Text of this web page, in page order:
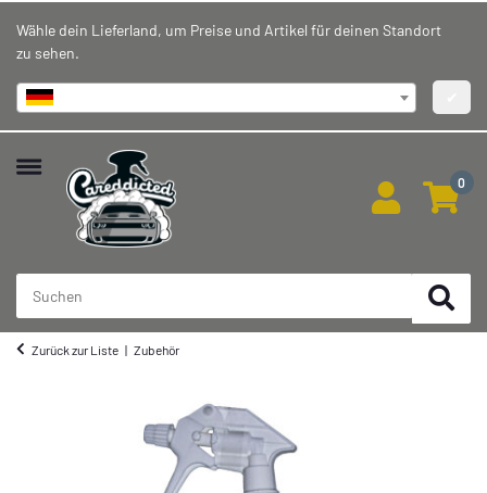
Wähle dein Lieferland, um Preise und Artikel für deinen Standort
zu sehen.
0
Zurück zur Liste Zubehör